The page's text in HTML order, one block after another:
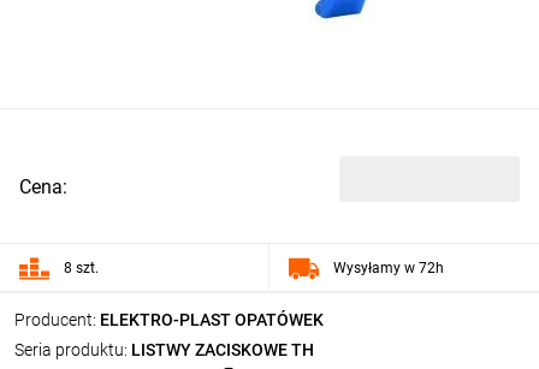
Producent: ELEKTRO-PLAST OPATÓWEK
Seria produktu: LISTWY ZACISKOWE TH
Cena:
8 szt. Wysyłamy w 72h